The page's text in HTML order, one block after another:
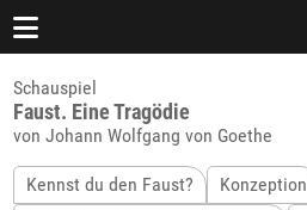
Schauspiel
Faust. Eine Tragödie
von Johann Wolfgang von Goethe
Kennst du den Faust?
Konzeption